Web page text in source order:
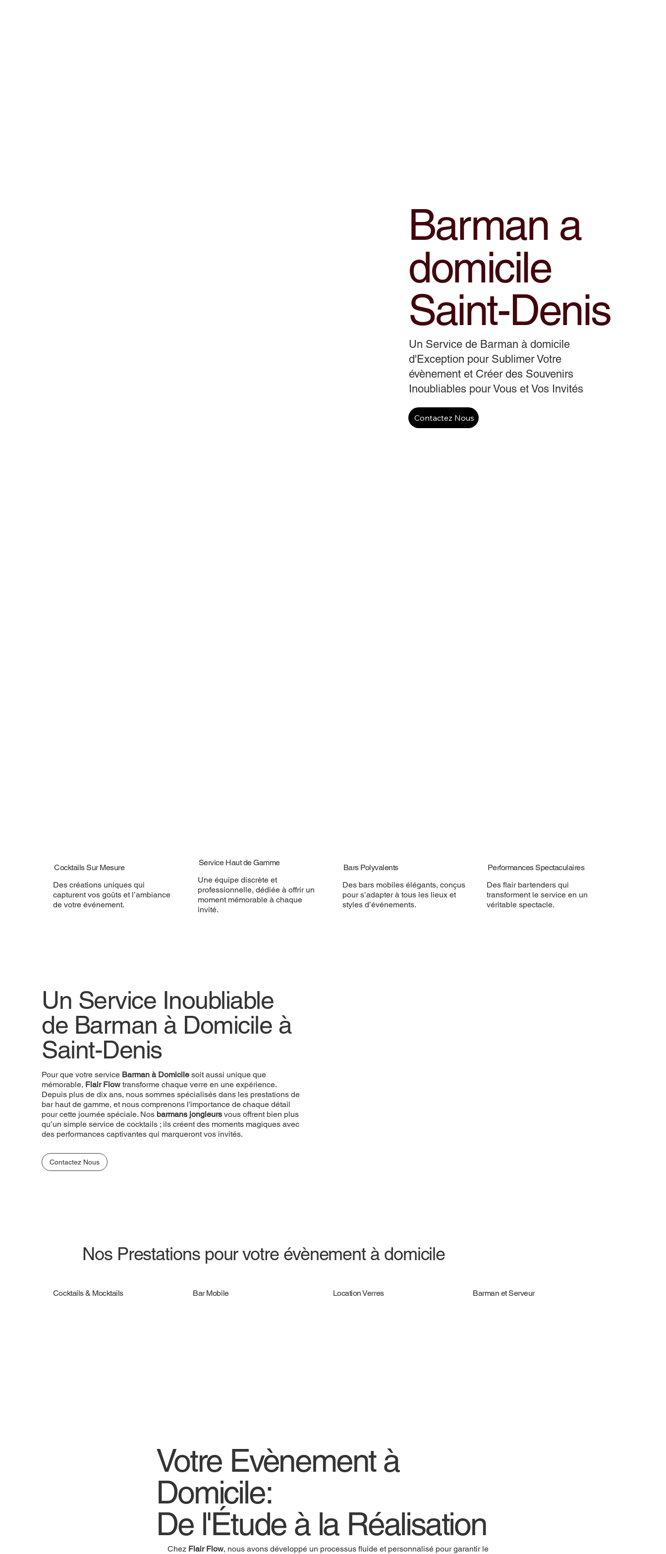
Barman a
domicile
Saint-Denis
Un Service de Barman à domicile
d'Exception pour Sublimer Votre
évènement et Créer des Souvenirs
Inoubliables pour Vous et Vos Invités
Contactez Nous
Cocktails Sur Mesure
Des créations uniques qui
capturent vos goûts et l’ambiance
de votre événement.
Service Haut de Gamme
Une équipe discrète et
professionnelle, dédiée à offrir un
moment mémorable à chaque
invité.
Bars Polyvalents
Des bars mobiles élégants, conçus
pour s’adapter à tous les lieux et
styles d’événements.
Performances Spectaculaires
Des flair bartenders qui
transforment le service en un
véritable spectacle.
Un Service Inoubliable
de Barman à Domicile à
Saint-Denis
Pour que votre service Barman à Domicile soit aussi unique que
mémorable, Flair Flow transforme chaque verre en une expérience.
Depuis plus de dix ans, nous sommes spécialisés dans les prestations de
bar haut de gamme, et nous comprenons l'importance de chaque détail
pour cette journée spéciale. Nos barmans jongleurs vous offrent bien plus
qu’un simple service de cocktails ; ils créent des moments magiques avec
des performances captivantes qui marqueront vos invités.
Contactez Nous
Nos Prestations pour votre évènement à domicile
Cocktails & Mocktails Bar Mobile Location Verres Barman et Serveur
Votre Evènement à
Domicile:
De l'Étude à la Réalisation
Chez Flair Flow, nous avons développé un processus fluide et personnalisé pour garantir le